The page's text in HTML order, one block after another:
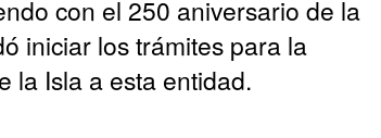
con el 250 aniversario de la
iniciar los trámites para la
la Isla a esta entidad.